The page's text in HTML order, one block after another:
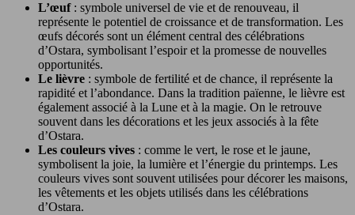
L’œuf : symbole universel de vie et de renouveau, il
représente le potentiel de croissance et de transformation. Les
œufs décorés sont un élément central des célébrations
d’Ostara, symbolisant l’espoir et la promesse de nouvelles
opportunités.
Le lièvre : symbole de fertilité et de chance, il représente la
rapidité et l’abondance. Dans la tradition païenne, le lièvre est
également associé à la Lune et à la magie. On le retrouve
souvent dans les décorations et les jeux associés à la fête
d’Ostara.
Les couleurs vives : comme le vert, le rose et le jaune,
symbolisent la joie, la lumière et l’énergie du printemps. Les
couleurs vives sont souvent utilisées pour décorer les maisons,
les vêtements et les objets utilisés dans les célébrations
d’Ostara.